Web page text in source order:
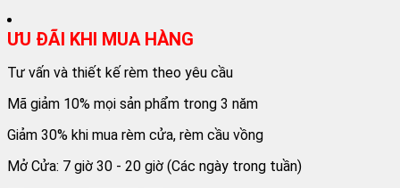
ƯU ĐÃI KHI MUA HÀNG
Tư vấn và thiết kế rèm theo yêu cầu
Mã giảm 10% mọi sản phẩm trong 3 năm
Giảm 30% khi mua rèm cửa, rèm cầu vồng
Mở Cửa: 7 giờ 30 - 20 giờ (Các ngày trong tuần)